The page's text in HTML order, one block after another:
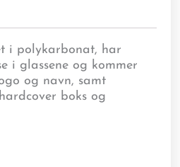
i polykarbonat, har
i glassene og kommer
og navn, samt
boks og